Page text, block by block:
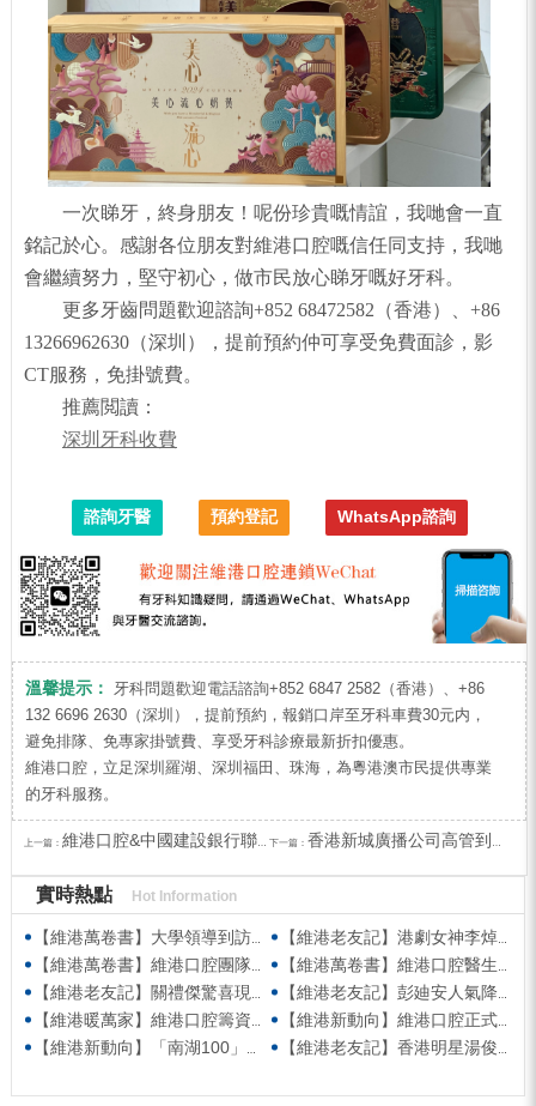
一次睇牙，終身朋友！呢份珍貴嘅情誼，我哋會一直
銘記於心。感謝各位朋友對維港口腔嘅信任同支持，我哋
會繼續努力，堅守初心，做市民放心睇牙嘅好牙科。
更多牙齒問題歡迎諮詢+852 68472582（香港）、+86
13266962630（深圳），提前預約仲可享受免費面診，影
CT服務，免掛號費。
推薦閲讀：
深圳牙科收費
諮詢牙醫 預約登記 WhatsApp諮詢
溫馨提示：
牙科問題歡迎電話諮詢+852 6847 2582（香港）、+86
132 6696 2630（深圳），提前預約，報銷口岸至牙科車費30元内，
避免排隊、免專家掛號費、享受牙科診療最新折扣優惠。
維港口腔，立足深圳羅湖、深圳福田、珠海，為粵港澳市民提供專業
的牙科服務。
上一篇： 維港口腔&中國建設銀行聯合舉辦牙周健康公益講座及問診 下一篇： 香港新城廣播公司高管到訪維港口腔參觀交流
實時熱點 Hot Information
【維港萬卷書】大學領導到訪維港口腔參觀交流 高度讚賞院感消毒與規範化管理
【維港老友記】港劇女神李焯寧現身維港口腔擔任一日店長，分享護牙心得
【維港萬卷書】維港口腔團隊走進香港書展 感受閱讀力量拓寬專業視野
【維港萬卷書】維港口腔醫生團隊受邀參與美國登士柏西諾德專題研討 聚焦無牙頜種植修復前沿策略
【維港老友記】關禮傑驚喜現身維港口腔出任明星一日CEO 即場演繹同分享經驗！
【維港老友記】彭廸安人氣降臨維港口腔任明星一日店長 勁歌熱舞快閃表演點燃全場！
【維港暖萬家】維港口腔籌資捐款援助廣西洪澇災區 攜手香港廣西南寧同鄉會共獻愛心
【維港新動向】維港口腔正式獲聘為「羅湖區社會醫療機構行業協會監事單位」
【維港新動向】「南湖100」品牌發佈會 維港口腔獲評「突出貢獻企業」殊榮
【維港老友記】香港明星湯俊明驚喜現身維港口腔 擔任明星一日店長！